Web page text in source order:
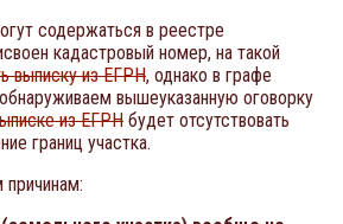
содержаться в реестре
кадастровый номер, на такой
выписку из ЕГРН, однако в графе
вышеуказанную оговорку
из ЕГРН будет отсутствовать
границ участка.